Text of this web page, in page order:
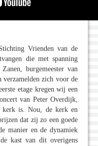
Vrienden van de
die met spanning
burgemeester van
verzamelden zich voor de
etage kregen wij een
van Peter Overdijk,
kerk is. Nou, de kerk en
dat zij zo een goede
manier en de dynamiek
kast van dit overigens